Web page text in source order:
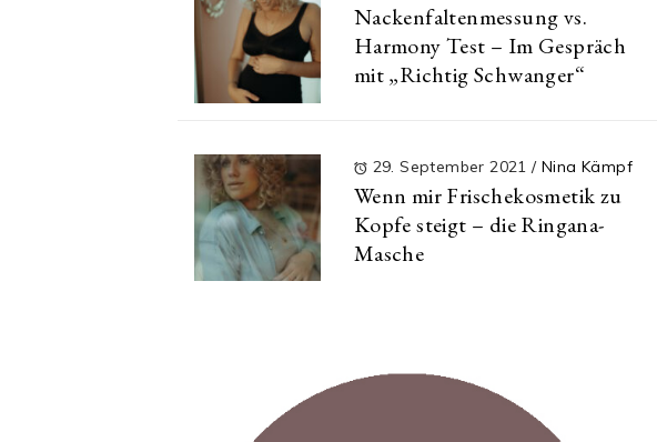
Nackenfaltenmessung vs.
Harmony Test – Im Gespräch
mit „Richtig Schwanger“
29. September 2021/ Nina Kämpf
Wenn mir Frischekosmetik zu
Kopfe steigt – die Ringana-
Masche